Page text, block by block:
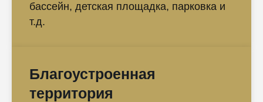
бассейн, детская площадка, парковка и
т.д.
Благоустроенная
территория
🔹Давайте подберем идеальную новостройку в Сочи
район, планировка);
✅ Покажемскрытые акциииспецусловия, которые действуют только этой
✅ Сравним ипотечные ставки 15+ банков